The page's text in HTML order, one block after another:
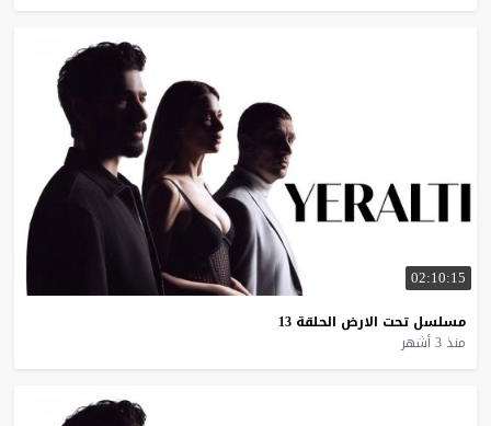
02:10:15
مسلسل تحت الارض الحلقة 13
منذ 3 أشهر